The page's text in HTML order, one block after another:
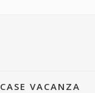
CASE VACANZA